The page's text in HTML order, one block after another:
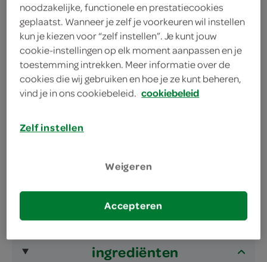
Geef smaak aan je gerechten
Veelzijdig te combineren
ingrediënten
noodzakelijke, functionele en prestatiecookies
geplaatst. Wanneer je zelf je voorkeuren wil instellen
kun je kiezen voor “zelf instellen”. Je kunt jouw
cookie-instellingen op elk moment aanpassen en je
toestemming intrekken. Meer informatie over de
cookies die wij gebruiken en hoe je ze kunt beheren,
vind je in ons cookiebeleid. cookiebeleid
Zelf instellen
Weigeren
Accepteren